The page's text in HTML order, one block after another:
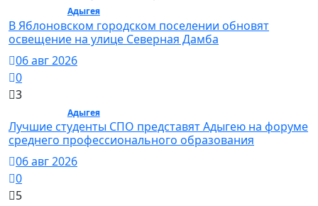
Адыгея/ Общество
В Яблоновском городском поселении обновят
освещение на улице Северная Дамба
06 авг 2026
0
3
Адыгея/ Общество
Лучшие студенты СПО представят Адыгею на форуме
среднего профессионального образования
06 авг 2026
0
5